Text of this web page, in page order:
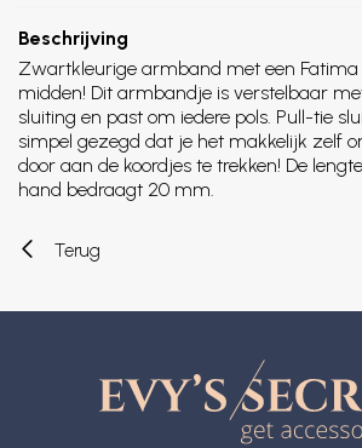
Beschrijving
Zwartkleurige armband met een
midden! Dit armbandje is verstelbaar
sluiting en past om iedere pols. Pull-tie
simpel gezegd dat je het makkelijk zelf
door aan de koordjes te trekken! De
hand bedraagt 20 mm.
Terug